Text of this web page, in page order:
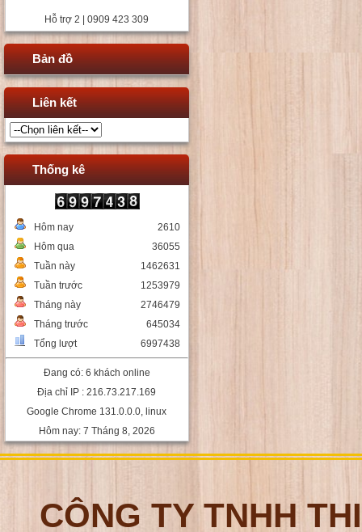
Hỗ trợ 2 | 0909 423 309
Bản đồ
Liên kết
Thống kê
Hôm nay
2610
Hôm qua
36055
Tuần này
1462631
Tuần trước
1253979
Tháng này
2746479
Tháng trước
645034
Tổng lượt
6997438
Đang có: 6 khách online
Địa chỉ IP : 216.73.217.169
Google Chrome 131.0.0.0, linux
Hôm nay: 7 Tháng 8, 2026
CÔNG TY TNHH